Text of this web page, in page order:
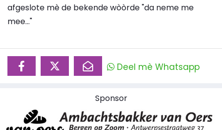
afgeslote mè de bekende wòòrde "da neme me
mee..."
Deel mè Whatsapp
Sponsor